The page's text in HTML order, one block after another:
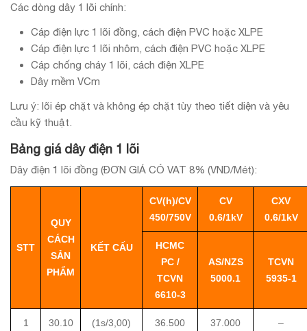
Các dòng dây 1 lõi chính:
Cáp điện lực 1 lõi đồng, cách điện PVC hoặc XLPE
Cáp điện lực 1 lõi nhôm, cách điện PVC hoặc XLPE
Cáp chống cháy 1 lõi, cách điện XLPE
Dây mềm VCm
Lưu ý: lõi ép chặt và không ép chặt tùy theo tiết diện và yêu
cầu kỹ thuật.
Bảng giá dây điện 1 lõi
Dây điện 1 lõi đồng (ĐƠN GIÁ CÓ VAT 8% (VND/Mét):
STT
QUY
CÁCH
SẢN
PHẨM
KẾT CẤU
CV(h)/CV
450/750V
CV
0.6/1kV
CXV
0.6/1kV
HCMC
PC /
TCVN
6610-3
AS/NZS
5000.1
TCVN
5935-1
1 30.10 (1s/3,00) 36.500 37.000 –